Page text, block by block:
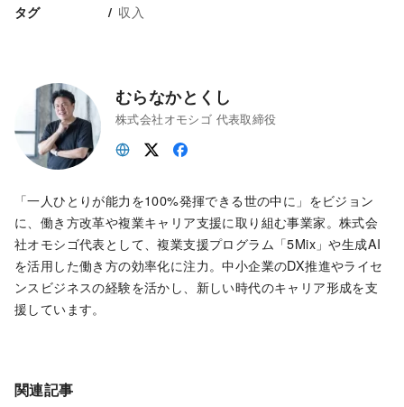
タグ 収入
むらなかとくし
株式会社オモシゴ 代表取締役
「一人ひとりが能力を100%発揮できる世の中に」をビジョン
に、働き方改革や複業キャリア支援に取り組む事業家。株式会
社オモシゴ代表として、複業支援プログラム「5Mix」や生成AI
を活用した働き方の効率化に注力。中小企業のDX推進やライセ
ンスビジネスの経験を活かし、新しい時代のキャリア形成を支
援しています。
関連記事